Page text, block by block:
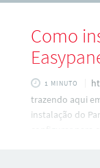
Como
1 MINUTO
trazendo aqui
instalação do
configurar para